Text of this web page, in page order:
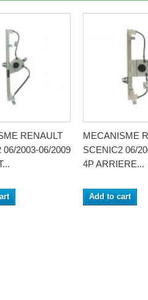
RENAULT
06/2003-06/2009
MECANISME
SCENIC2 06/
4P ARRIERE...
Add to cart